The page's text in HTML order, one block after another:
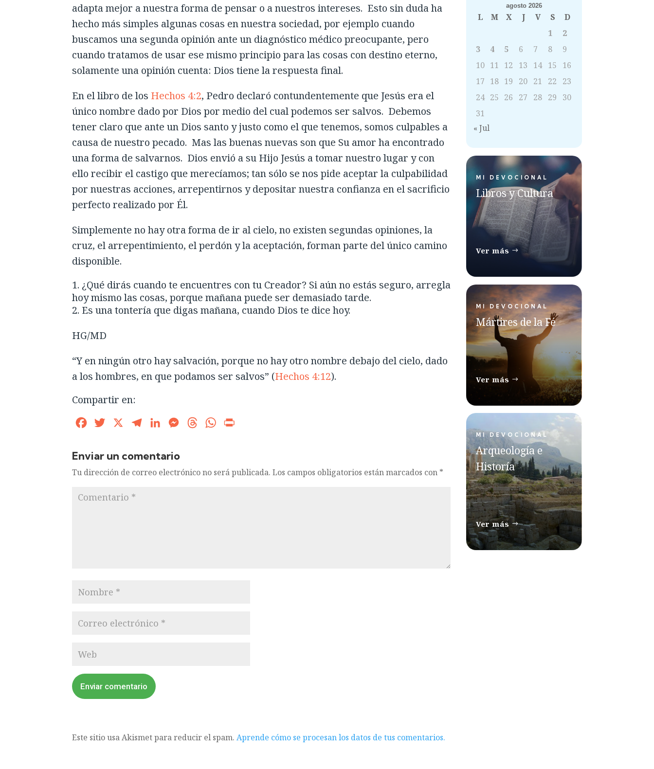
adapta mejor a nuestra forma de pensar o a nuestros intereses. Esto sin duda ha
hecho más simples algunas cosas en nuestra sociedad, por ejemplo cuando
buscamos una segunda opinión ante un diagnóstico médico preocupante, pero
cuando tratamos de usar ese mismo principio para las cosas con destino eterno,
solamente una opinión cuenta: Dios tiene la respuesta final.
En el libro de los Hechos 4:2, Pedro declaró contundentemente que Jesús era el
único nombre dado por Dios por medio del cual podemos ser salvos. Debemos
tener claro que ante un Dios santo y justo como el que tenemos, somos culpables a
causa de nuestro pecado. Mas las buenas nuevas son que Su amor ha encontrado
una forma de salvarnos. Dios envió a su Hijo Jesús a tomar nuestro lugar y con
ello recibir el castigo que merecíamos; tan sólo se nos pide aceptar la culpabilidad
por nuestras acciones, arrepentirnos y depositar nuestra confianza en el sacrificio
perfecto realizado por Él.
Simplemente no hay otra forma de ir al cielo, no existen segundas opiniones, la
cruz, el arrepentimiento, el perdón y la aceptación, forman parte del único camino
disponible.
¿Qué dirás cuando te encuentres con tu Creador? Si aún no estás seguro, arregla
hoy mismo las cosas, porque mañana puede ser demasiado tarde.
Es una tontería que digas mañana, cuando Dios te dice hoy.
HG/MD
“Y en ningún otro hay salvación, porque no hay otro nombre debajo del cielo, dado
a los hombres, en que podamos ser salvos” (Hechos 4:12).
Compartir en:
FacebookTwitter TelegramLinkedInMessengerThreadsWhatsApp
Enviar un comentario
Tu dirección de correo electrónico no será publicada. Los campos obligatorios están marcados con *
Enviar comentario
Este sitio usa Akismet para reducir el spam. Aprende cómo se procesan los datos de tus comentarios.
agosto 2026
L M X J V S
D
1
2
3
4 5 6 7 8
9
10 11 12 13 14 15
16
17 18 19 20 21 22
23
24 25 26 27 28 29
30
31
« Jul
MI DEVOCIONAL
Libros y Cultura
Ver más
MI DEVOCIONAL
Mártires de la Fé
Ver más
MI DEVOCIONAL
Arqueología e
Historía
Ver más